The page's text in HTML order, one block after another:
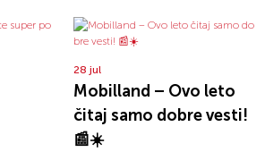
28 jul
Mobilland – Ovo leto
čitaj samo dobre vesti!
📰☀️